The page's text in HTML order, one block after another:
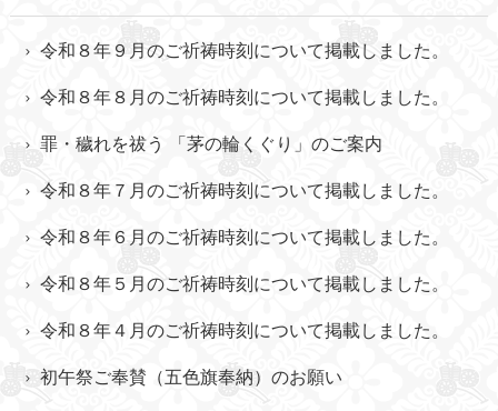
令和８年９月のご祈祷時刻について掲載しました。
令和８年８月のご祈祷時刻について掲載しました。
罪・穢れを祓う 「茅の輪くぐり」のご案内
令和８年７月のご祈祷時刻について掲載しました。
令和８年６月のご祈祷時刻について掲載しました。
令和８年５月のご祈祷時刻について掲載しました。
令和８年４月のご祈祷時刻について掲載しました。
初午祭ご奉賛（五色旗奉納）のお願い